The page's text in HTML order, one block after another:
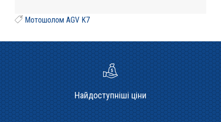
Мотошолом AGV K7
Найдоступніші ціни